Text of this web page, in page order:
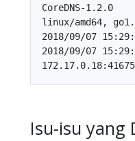
CoreDNS-1.2.0
linux/amd64,
2018/09/07
2018/09/07
Isu-isu yang